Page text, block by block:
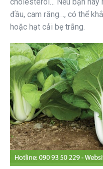
đầu, cam răng…, có thể
hoặc hạt cải bẹ trắng.